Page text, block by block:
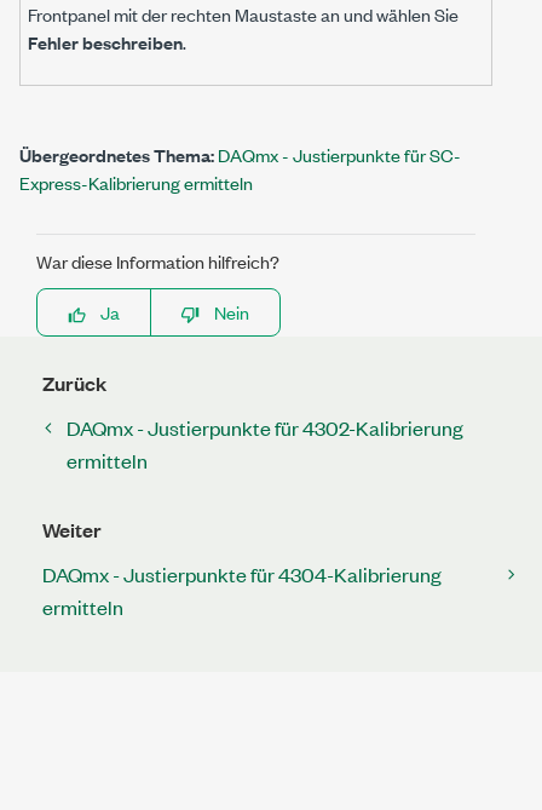
Frontpanel mit der rechten Maustaste an und wählen Sie
Fehler beschreiben.
Übergeordnetes Thema:DAQmx - Justierpunkte für SC-
Express-Kalibrierung ermitteln
War diese Information hilfreich?
Ja
Nein
Zurück
DAQmx - Justierpunkte für 4302-Kalibrierung
ermitteln
Weiter
DAQmx - Justierpunkte für 4304-Kalibrierung
ermitteln